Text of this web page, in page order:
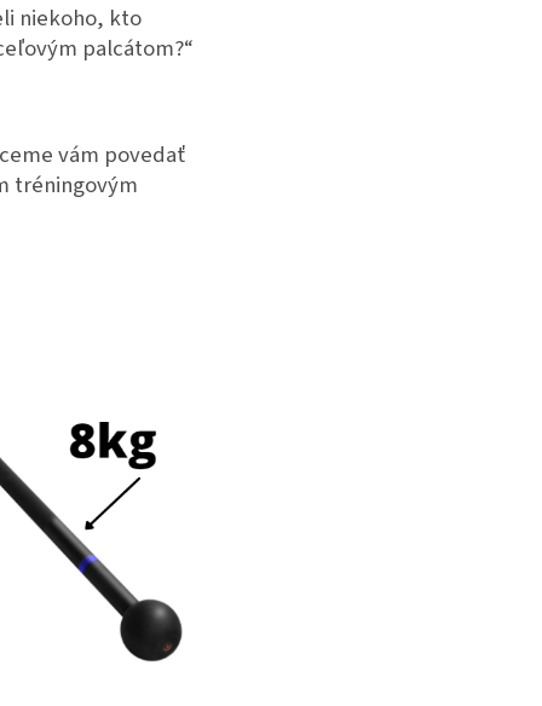
niekoho, kto
palcátom?“
vám povedať
tréningovým